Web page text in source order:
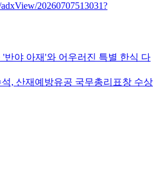
20260707513031?
반야 아재'와 어우러진 특별 한식 다
, 산재예방유공 국무총리표창 수상